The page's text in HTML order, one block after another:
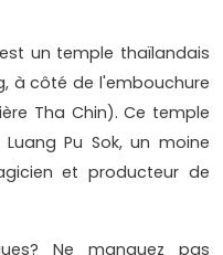
un temple thaïlandais
à côté de l'embouchure
Tha Chin). Ce temple
Pu Sok, un moine
et producteur de
Ne manquez pas